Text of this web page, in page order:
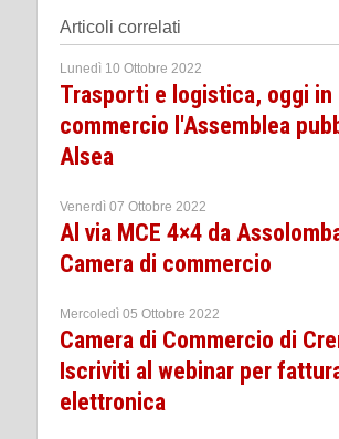
Articoli correlati
Lunedì 10 Ottobre 2022
Trasporti e logistica, oggi in
commercio l'Assemblea
Alsea
Venerdì 07 Ottobre 2022
Al via MCE 4×4 da
Camera di commercio
Mercoledì 05 Ottobre 2022
Camera di Commercio di
Iscriviti al webinar per
elettronica